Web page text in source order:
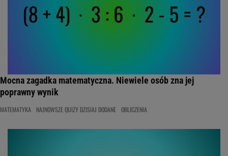
Mocna zagadka matematyczna. Niewiele osób zna jej
poprawny wynik
MATEMATYKA NAJNOWSZE QUIZY DZISIAJ DODANE OBLICZENIA